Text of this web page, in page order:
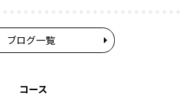
ブログ一覧
コース